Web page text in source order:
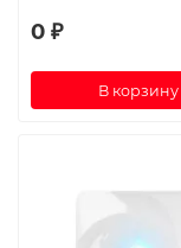
0 ₽
В корзину